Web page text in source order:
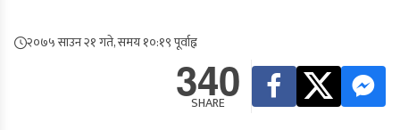
२०७५ साउन २१ गते, समय १०:१९ पूर्वाह्न
340
SHARE